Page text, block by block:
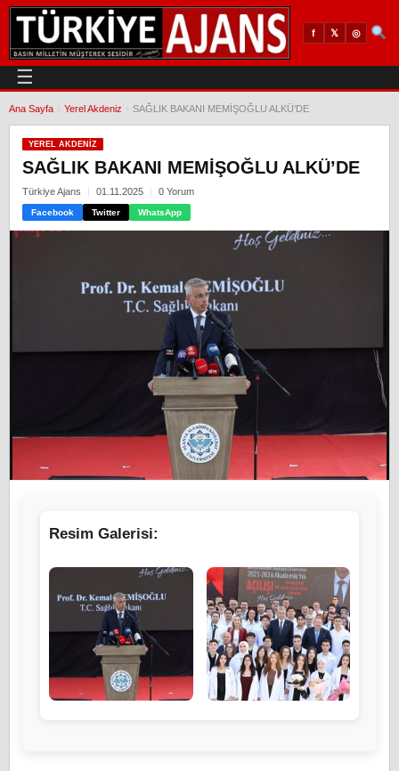
f 𝕏 ◎
☰
Ana Sayfa Yerel Akdeniz SAĞLIK BAKANI MEMİŞOĞLU ALKÜ’DE
YEREL AKDENIZ
SAĞLIK BAKANI MEMİŞOĞLU ALKÜ’DE
Türkiye Ajans 01.11.2025 0 Yorum
Facebook Twitter WhatsApp
Resim Galerisi: